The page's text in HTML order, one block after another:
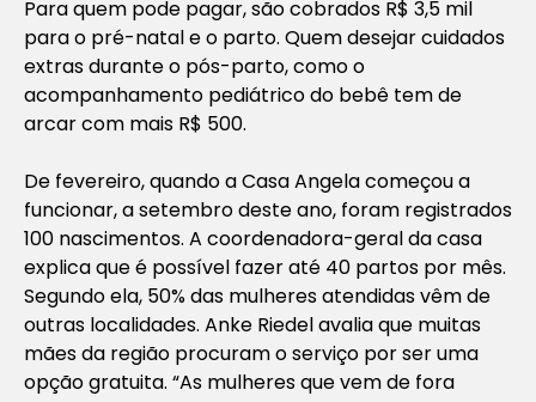
Para quem pode pagar, são cobrados R$ 3,5 mil
para o pré-natal e o parto. Quem desejar cuidados
extras durante o pós-parto, como o
acompanhamento pediátrico do bebê tem de
arcar com mais R$ 500.
De fevereiro, quando a Casa Angela começou a
funcionar, a setembro deste ano, foram registrados
100 nascimentos. A coordenadora-geral da casa
explica que é possível fazer até 40 partos por mês.
Segundo ela, 50% das mulheres atendidas vêm de
outras localidades. Anke Riedel avalia que muitas
mães da região procuram o serviço por ser uma
opção gratuita. “As mulheres que vem de fora